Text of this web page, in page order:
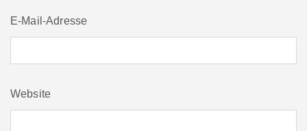
E-Mail-Adresse
Website